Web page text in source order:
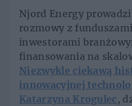
Njord Energy
rozmowy z
inwestorami
finansowania na
Niezwykle ciekawą
innowacyjnej
Katarzyna Krogulec,